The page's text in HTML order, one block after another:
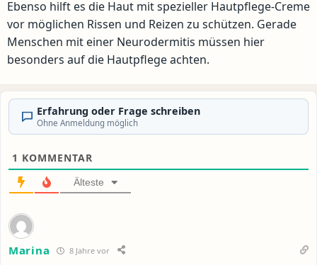
Ebenso hilft es die Haut mit spezieller Hautpflege-Creme
vor möglichen Rissen und Reizen zu schützen. Gerade
Menschen mit einer Neurodermitis müssen hier
besonders auf die Hautpflege achten.
Erfahrung oder Frage schreiben
Ohne Anmeldung möglich
1 KOMMENTAR
Älteste
Marina 8 Jahre vor